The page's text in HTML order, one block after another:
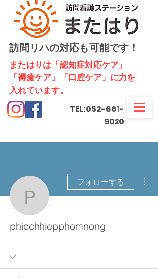
訪問リハの対応も可能です！
​またはりは「認知症対応ケア」
「褥瘡ケア」「口腔ケア」に力を
入れています。
TEL:052-661-
9020
フォローする
phiechhiepphomnong